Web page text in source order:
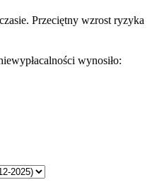
Przeciętny wzrost ryzyka
wynosiło: